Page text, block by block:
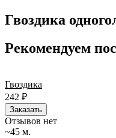
минут или день в день в
вручить подарок ко
сегодня и ежедневно 24
Гвоздика
Рекомендуем
Гвоздика
242 ₽
Заказать
Отзывов нет
~45 м.